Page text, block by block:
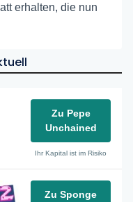
erhalten, die nun
Zu Pepe
Unchained
Ihr Kapital ist im Risiko
Zu Sponge